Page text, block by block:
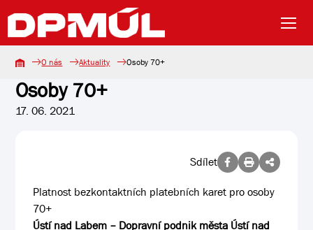
O nás Aktuality Osoby 70+
Osoby 70+
17. 06. 2021
Sdílet
Platnost bezkontaktních platebních karet pro osoby
70+
Ústí nad Labem – Dopravní podnik města Ústí nad